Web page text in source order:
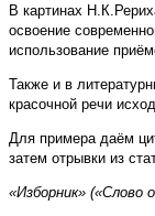
В картинах
освоение
использование
Также и в
красочной речи
Для примера даём
затем отрывки из
«Изборник» («Слово